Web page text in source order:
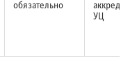
обязательно
УЦ